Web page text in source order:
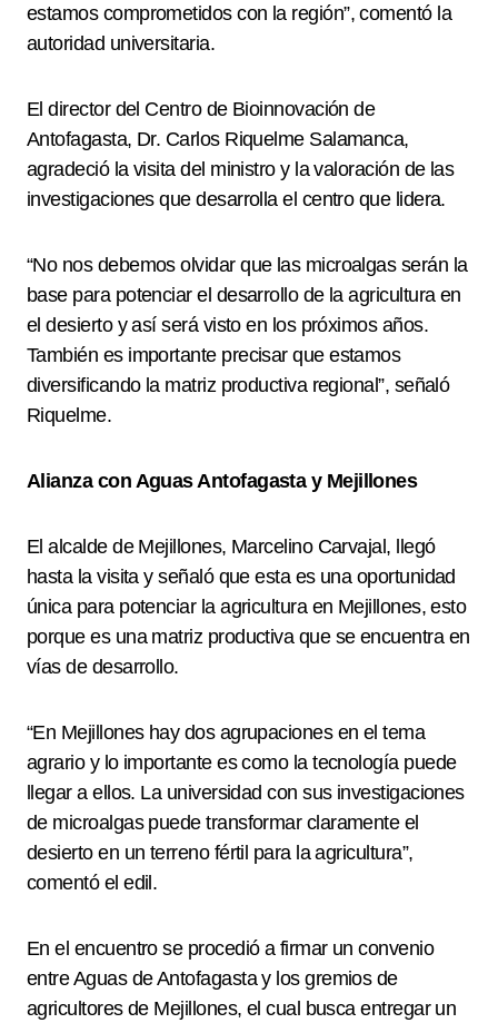
estamos comprometidos con la región”, comentó la
autoridad universitaria.
El director del Centro de Bioinnovación de
Antofagasta, Dr. Carlos Riquelme Salamanca,
agradeció la visita del ministro y la valoración de las
investigaciones que desarrolla el centro que lidera.
“No nos debemos olvidar que las microalgas serán la
base para potenciar el desarrollo de la agricultura en
el desierto y así será visto en los próximos años.
También es importante precisar que estamos
diversificando la matriz productiva regional”, señaló
Riquelme.
Alianza con Aguas Antofagasta y Mejillones
El alcalde de Mejillones, Marcelino Carvajal, llegó
hasta la visita y señaló que esta es una oportunidad
única para potenciar la agricultura en Mejillones, esto
porque es una matriz productiva que se encuentra en
vías de desarrollo.
“En Mejillones hay dos agrupaciones en el tema
agrario y lo importante es como la tecnología puede
llegar a ellos. La universidad con sus investigaciones
de microalgas puede transformar claramente el
desierto en un terreno fértil para la agricultura”,
comentó el edil.
En el encuentro se procedió a firmar un convenio
entre Aguas de Antofagasta y los gremios de
agricultores de Mejillones, el cual busca entregar un